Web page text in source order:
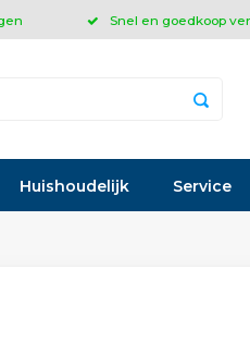
Snel en goedkoop
Huishoudelijk Service